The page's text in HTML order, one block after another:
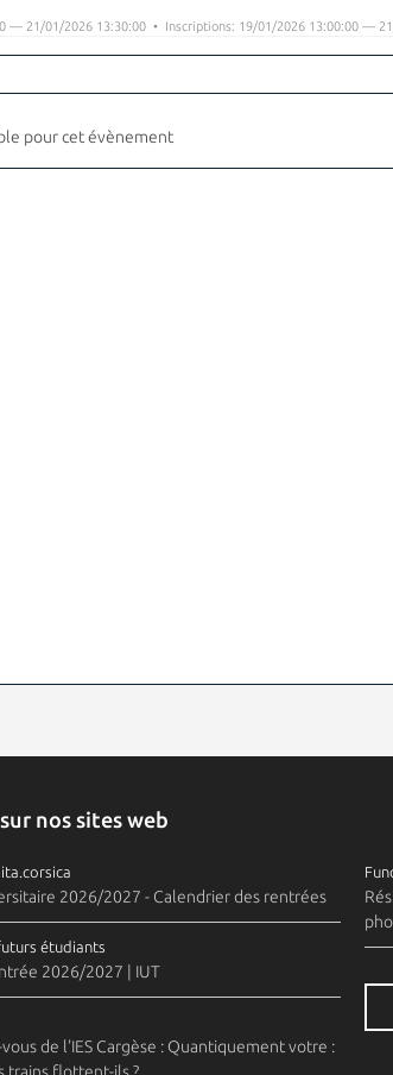
— 21/01/2026 13:30:00 • Inscriptions: 19/01/2026 13:00:00 —
pour cet évènement
nos sites web
2026/2027 - Calendrier des rentrées
étudiants
2026/2027 | IUT
vous de l'IES Cargèse : Quantiquement votre :
trains flottent-ils ?